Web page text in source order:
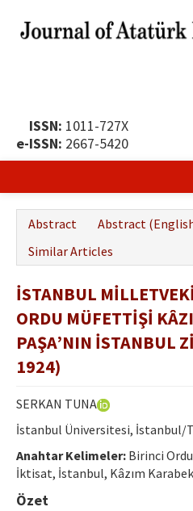
ISSN: 1011-727X
e-ISSN: 2667-5420
Publication Policy
Boards of the Journal
Publication Principles
Ethical Principles
Author's Guide
Refereeing Guide
Contact Us
Abstract Abstract
Similar Articles
İSTANBUL
ORDU MÜFETTİŞİ
PAŞA’NIN İSTANBUL
1924)
SERKAN TUNA
İstanbul Üniversitesi, İstanbul/
Anahtar Kelimeler: Birinci
İktisat, İstanbul, Kâzım
Özet